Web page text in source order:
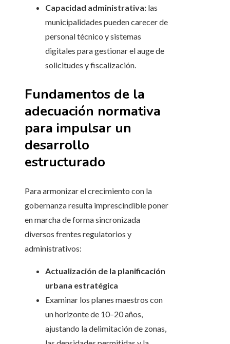
Capacidad administrativa: las
municipalidades pueden carecer de
personal técnico y sistemas
digitales para gestionar el auge de
solicitudes y fiscalización.
Fundamentos de la
adecuación normativa
para impulsar un
desarrollo
estructurado
Para armonizar el crecimiento con la
gobernanza resulta imprescindible poner
en marcha de forma sincronizada
diversos frentes regulatorios y
administrativos:
Actualización de la planificación
urbana estratégica
Examinar los planes maestros con
un horizonte de 10–20 años,
ajustando la delimitación de zonas,